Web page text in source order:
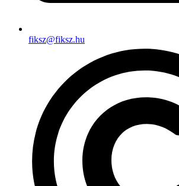
fiksz@fiksz.hu